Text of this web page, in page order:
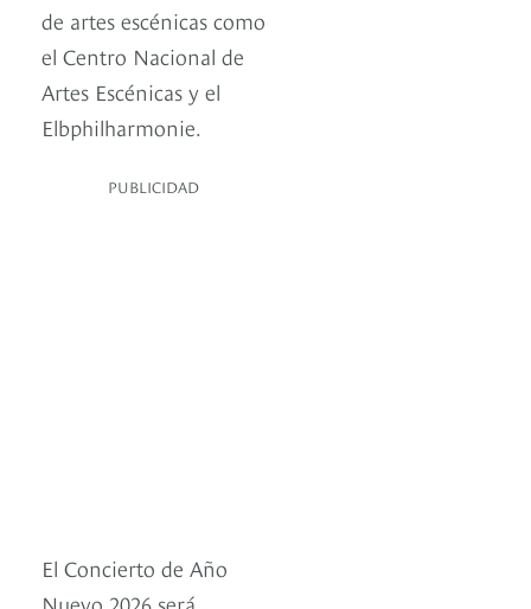
de artes escénicas como
el Centro Nacional de
Artes Escénicas y el
Elbphilharmonie.
PUBLICIDAD
El Concierto de Año
Nuevo 2026 será